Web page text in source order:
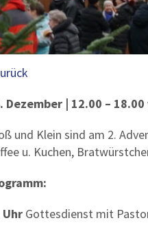
Dezember | 12.00 –
und Klein sind am 2.
u. Kuchen,
Uhr Gottesdienst mit